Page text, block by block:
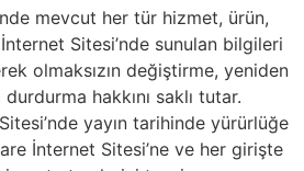
mevcut her tür hizmet, ürün,
Sitesi’nde sunulan bilgileri
olmaksızın değiştirme, yeniden
hakkını saklı tutar.
yayın tarihinde yürürlüğe
İnternet Sitesi’ne ve her girişte